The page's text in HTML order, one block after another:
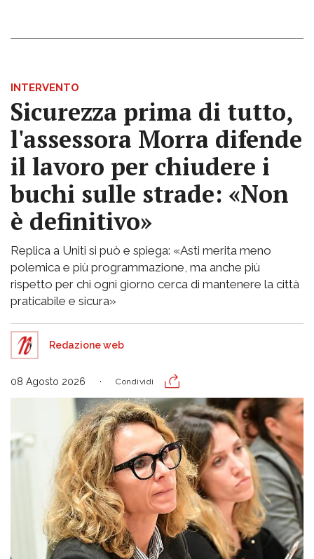
INTERVENTO
Sicurezza prima di tutto,
l'assessora Morra difende
il lavoro per chiudere i
buchi sulle strade: «Non
è definitivo»
Replica a Uniti si può e spiega: «Asti merita meno
polemica e più programmazione, ma anche più
rispetto per chi ogni giorno cerca di mantenere la città
praticabile e sicura»
Redazione web
08 Agosto 2026 Condividi